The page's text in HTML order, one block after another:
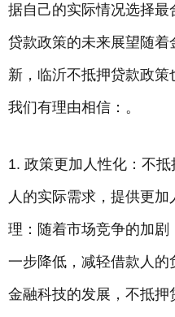
据自己的实际情况选择
贷款政策的未来展望随着
新，临沂不抵押贷款政策
我们有理由相信：。
1. 政策更加人性化：不
人的实际需求，提供更
理：随着市场竞争的加
一步降低，减轻借款人
金融科技的发展，不抵